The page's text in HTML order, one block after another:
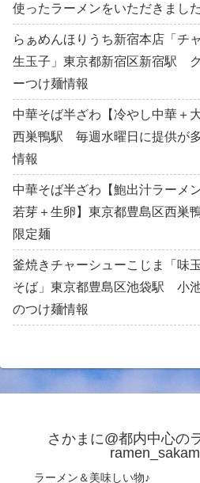
使ったラーメンをいただきました
らぁめんほりうち新宿本店「チ
生玉子」東京都新宿区新宿駅
ーつけ麺情報
中華そば半ざわ【冷やし中華＋
西巣鴨駅 毎週水曜日に提供が
情報
中華そば半ざわ【鮑出汁ラーメ
若芽＋生卵】東京都豊島区西巣
限定麺
釜焼きチャーシューこじま「味
そば」東京都豊島区池袋駅 小
のつけ麺情報
さかまに@都内中心の
ラーメン＆美味しい物♪